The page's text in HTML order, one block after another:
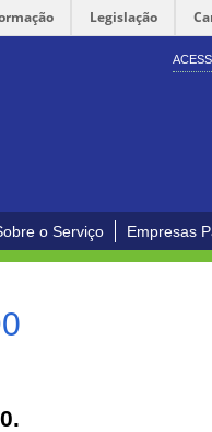
Legislação
o Serviço Empresas